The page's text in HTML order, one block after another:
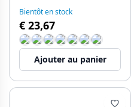
Bientôt en stock
€ 23,67
Ajouter au panier